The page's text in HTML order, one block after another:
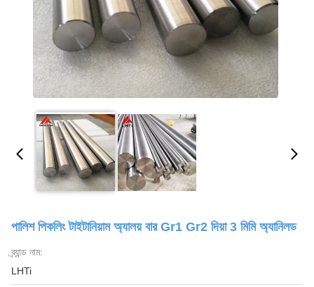
পালিশ পিকলিং টাইটানিয়াম অ্যালয় বার Gr1 Gr2 দিয়া 3 মিমি অ্যানিলড
ব্র্যান্ড নাম:
LHTi